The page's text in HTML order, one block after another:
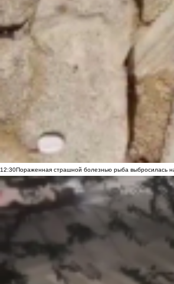
12:30Пораженная страшной болезнью рыба выбросилась